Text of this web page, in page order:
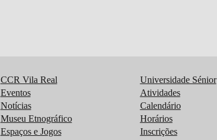
CCR Vila Real
Eventos
Notícias
Museu Etnográfico
Espaços e Jogos
Universidade Sénior
Atividades
Calendário
Horários
Inscrições